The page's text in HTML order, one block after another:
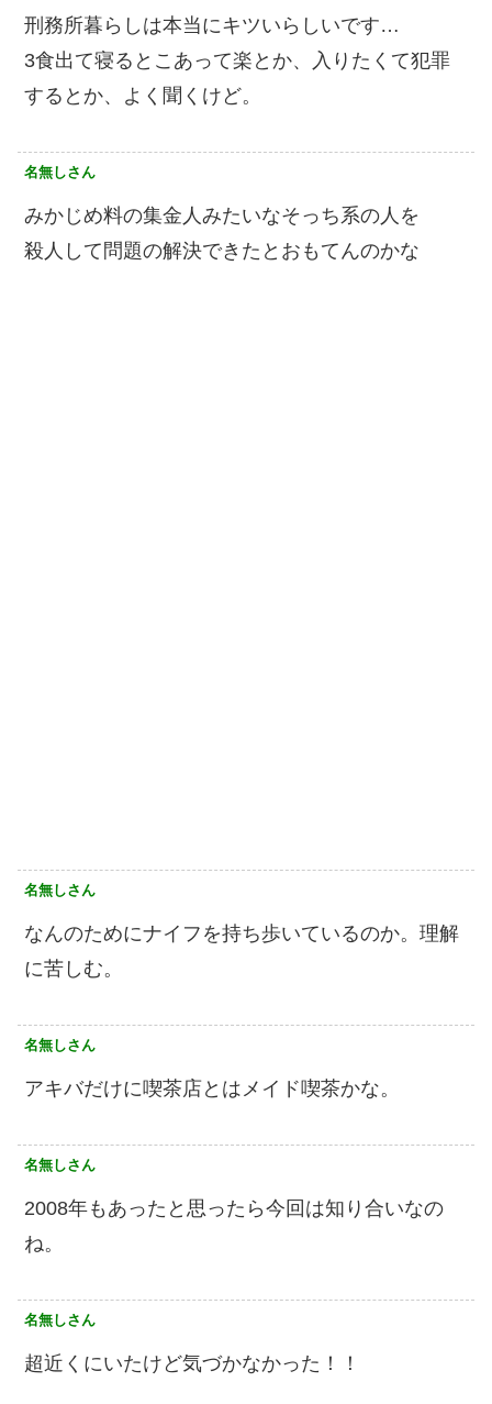
刑務所暮らしは本当にキツいらしいです…
3食出て寝るとこあって楽とか、入りたくて犯罪
するとか、よく聞くけど。
名無しさん
みかじめ料の集金人みたいなそっち系の人を
殺人して問題の解決できたとおもてんのかな
名無しさん
なんのためにナイフを持ち歩いているのか。理解
に苦しむ。
名無しさん
アキバだけに喫茶店とはメイド喫茶かな。
名無しさん
2008年もあったと思ったら今回は知り合いなの
ね。
名無しさん
超近くにいたけど気づかなかった！！